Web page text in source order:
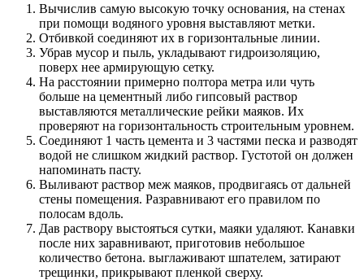
Вычислив самую высокую точку основания, на стенах
при помощи водяного уровня выставляют метки.
Отбивкой соединяют их в горизонтальные линии.
Убрав мусор и пыль, укладывают гидроизоляцию,
поверх нее армирующую сетку.
На расстоянии примерно полтора метра или чуть
больше на цементный либо гипсовый раствор
выставляются металлические рейки маяков. Их
проверяют на горизонтальность строительным уровнем.
Соединяют 1 часть цемента и 3 частями песка и разводят
водой не слишком жидкий раствор. Густотой он должен
напоминать пасту.
Выливают раствор меж маяков, продвигаясь от дальней
стены помещения. Разравнивают его правилом по
полосам вдоль.
Дав раствору выстояться сутки, маяки удаляют. Канавки
после них заравнивают, приготовив небольшое
количество бетона. выглаживают шпателем, затирают
трещинки, прикрывают пленкой сверху.